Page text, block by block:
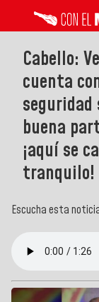
Cabello:
cuenta
buena
¡aquí se
tranquilo!
Escucha esta